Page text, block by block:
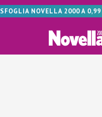
SFOGLIA NOVELLA 2000 A 0,99